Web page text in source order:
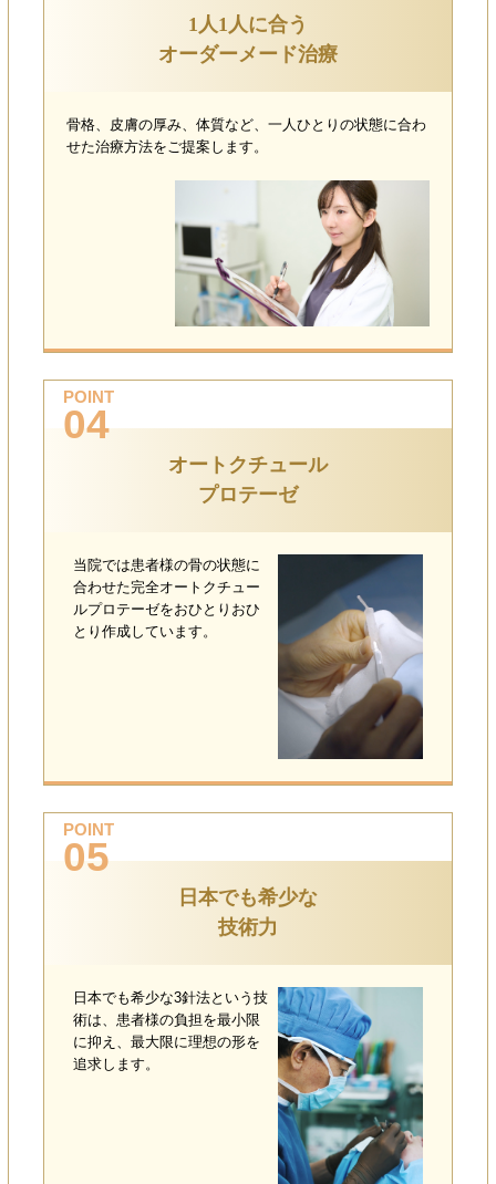
1人1人に合う
オーダーメード治療
骨格、皮膚の厚み、体質など、一人ひとりの状態に合わ
せた治療方法をご提案します。
POINT
04
オートクチュール
プロテーゼ
当院では患者様の骨の状態に
合わせた完全オートクチュー
ルプロテーゼをおひとりおひ
とり作成しています。
POINT
05
日本でも希少な
技術力
日本でも希少な3針法という技
術は、患者様の負担を最小限
に抑え、最大限に理想の形を
追求します。